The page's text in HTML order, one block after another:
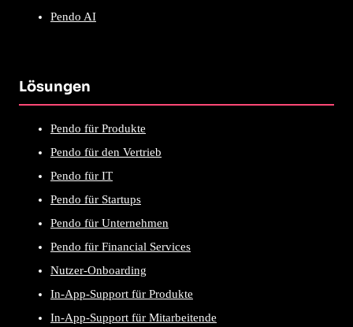
Pendo AI
Lösungen
Pendo für Produkte
Pendo für den Vertrieb
Pendo für IT
Pendo für Startups
Pendo für Unternehmen
Pendo für Financial Services
Nutzer-Onboarding
In-App-Support für Produkte
In-App-Support für Mitarbeitende